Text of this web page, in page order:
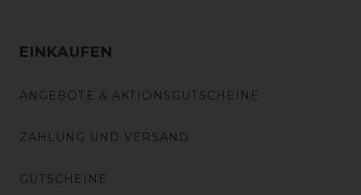
EINKAUFEN
ANGEBOTE & AKTIONSGUTSCHEINE
ZAHLUNG UND VERSAND
GUTSCHEINE